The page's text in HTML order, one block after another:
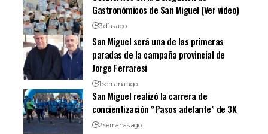
Gastronómicos de San Miguel (Ver video)
3 días ago
San Miguel será una de las primeras
paradas de la campaña provincial de
Jorge Ferraresi
1 semana ago
San Miguel realizó la carrera de
concientización “Pasos adelante” de 3K
2 semanas ago